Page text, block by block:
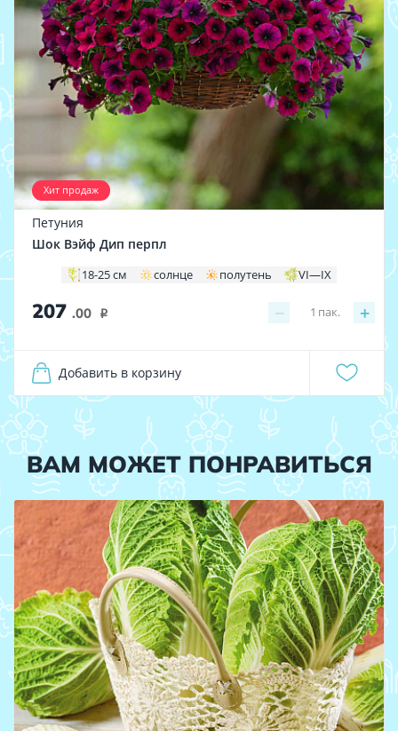
Хит продаж
Петуния
Шок Вэйф Дип перпл
18-25 см солнце полутень VI—IX
207 .00 i − +
1 пак.
Добавить в корзину
ВАМ МОЖЕТ ПОНРАВИТЬСЯ